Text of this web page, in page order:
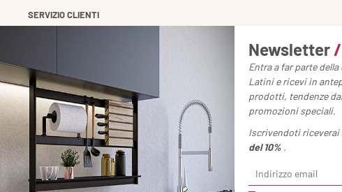
SERVIZIO CLIENTI
Chiedi un reso
Newsletter /
Entra a far parte
Latini e ricevi in
prodotti, tendenze
promozioni speciali.
Iscrivendoti riceverai
del 10% .